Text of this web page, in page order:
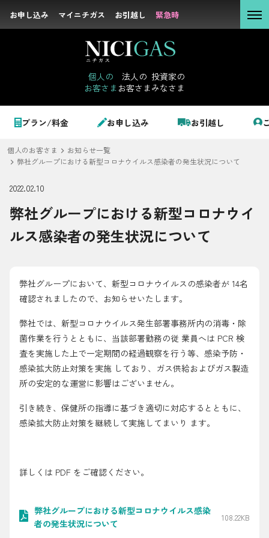
お申し込み マイニチガス お引越し 緊急時
個人の
お客さま
法人の
お客さま
投資家の
みなさま
プラン/料金 お申し込み お引越し
お申し込み マイニチガス お引越し 緊急時
個人のお客さま
LPガス＋でんき
料金
シミュレーション
でガ割のご案内
料金
シミュレーション
お申し込み一覧
シミュレーション
お客さま
サステナビリテ
採用情報
お問い合わせ先
よくある質問
English
個人のお客さま
お知らせ一覧
弊社グループにおける新型コロナウイルス感染者の発生状況について
2022.02.10
弊社グループにおける新型コロナウイ
ルス感染者の発生状況について
弊社グループにおいて、新型コロナウイルスの感染者が 14名
確認されましたので、お知らせいたします。
弊社では、新型コロナウイルス発生部署事務所内の消毒・除
菌作業を行うとともに、当該部署勤務の従 業員へは PCR 検
査を実施した上で一定期間の経過観察を行う等、感染予防・
感染拡大防止対策を実施 しており、ガス供給およびガス製造
所の安定的な運営に影響はございません。
引き続き、保健所の指導に基づき適切に対応するとともに、
感染拡大防止対策を継続して実施してまいり ます。
詳しくは PDF をご確認ください。
弊社グループにおける新型コロナウイルス感染
者の発生状況について
108.22KB